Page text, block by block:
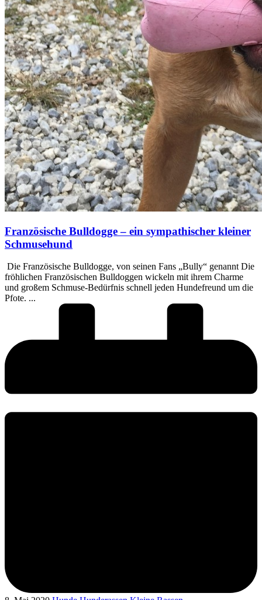
Französische Bulldogge – ein sympathischer kleiner
Schmusehund
Die Französische Bulldogge, von seinen Fans „Bully“ genannt Die
fröhlichen Französischen Bulldoggen wickeln mit ihrem Charme
und großem Schmuse-Bedürfnis schnell jeden Hundefreund um die
Pfote. ...